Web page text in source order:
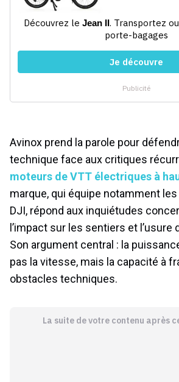
Avinox prend la parole pour
technique face aux critiques
moteurs de VTT électriques à
marque, qui équipe notamment
DJI, répond aux inquiétudes
l’impact sur les sentiers et
Son argument central : la
pas la vitesse, mais la capacité à
obstacles techniques.
La suite de votre contenu après